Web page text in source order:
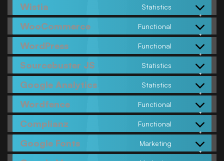
Wistia Statistics
WooCommerce Functional
WordPress Functional
Sourcebuster JS Statistics
Google Analytics Statistics
Wordfence Functional
Complianz Functional
Google Fonts Marketing